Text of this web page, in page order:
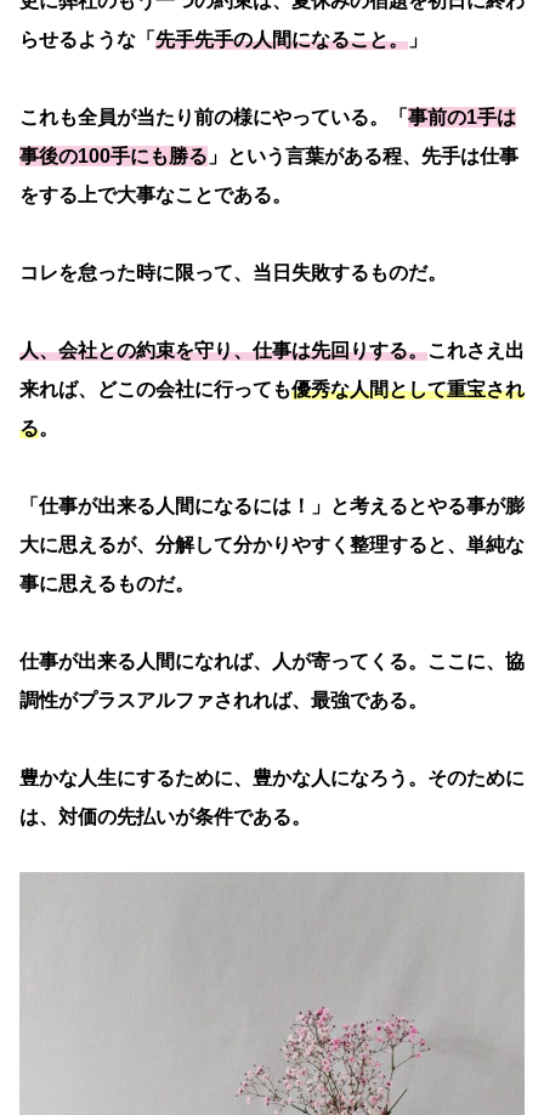
らせるような「 先手先手の人間になること。 」
これも全員が当たり前の様にやっている。「 事前の1手は
事後の100手にも勝る 」という言葉がある程、先手は仕事
をする上で大事なことである。
コレを怠った時に限って、当日失敗するものだ。
人、会社との約束を守り、仕事は先回りする。これさえ出
来れば、どこの会社に行っても優秀な人間として重宝され
る。
「仕事が出来る人間になるには！」と考えるとやる事が膨
大に思えるが、分解して分かりやすく整理すると、単純な
事に思えるものだ。
仕事が出来る人間になれば、人が寄ってくる。ここに、協
調性がプラスアルファされれば、最強である。
豊かな人生にするために、豊かな人になろう。そのために
は、対価の先払いが条件である。